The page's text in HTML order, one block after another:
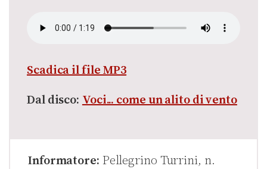
Scadica il file MP3
Dal disco: Voci... come un alito di vento
Informatore: Pellegrino Turrini, n.